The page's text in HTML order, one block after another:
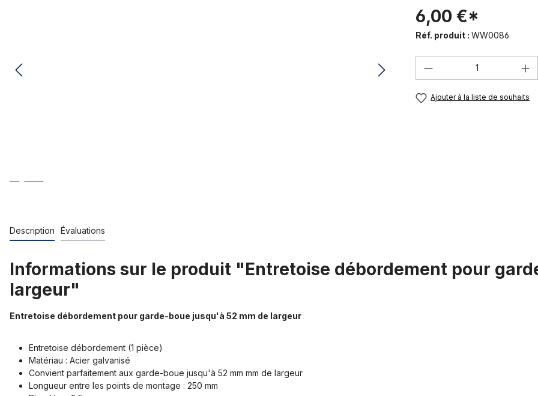
6,00 €*
Réf. produit : WW0086
Quantité de
Ajouter à la liste de souhaits
Description Évaluations
Informations sur le produit "Entretoise débordement pour
largeur"
Entretoise débordement pour garde-boue jusqu'à 52 mm de largeur
Entretoise débordement (1 pièce)
Matériau : Acier galvanisé
Convient parfaitement aux garde-boue jusqu'à 52 mm mm de largeur
Longueur entre les points de montage : 250 mm